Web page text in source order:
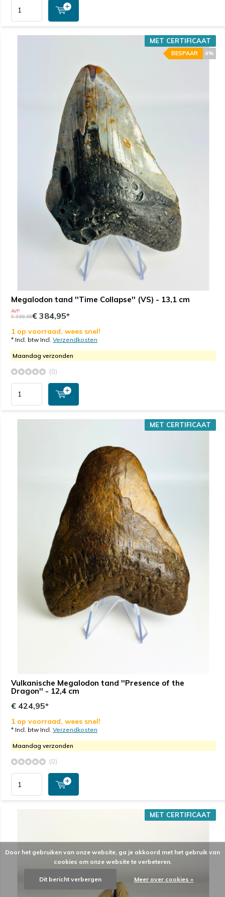
Megalodon tand ''Time Collapse'' (VS) - 13,1 cm
MET CERTIFICAAT
4%
BESPAAR
AVP
€ 399,95€ 384,95*
1 op voorraad, wees snel!
* Incl. btw Incl. Verzendkosten
Maandag verzonden
(0)
Vulkanische Megalodon tand ''Presence of the
Dragon'' - 12,4 cm
MET CERTIFICAAT
€ 424,95*
1 op voorraad, wees snel!
* Incl. btw Incl. Verzendkosten
Maandag verzonden
(0)
MET CERTIFICAAT
Door het gebruiken van onze website, ga je akkoord met het gebruik van
cookies om onze website te verbeteren.
Dit bericht verbergen Meer over cookies »